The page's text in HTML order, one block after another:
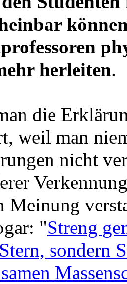
herleiten.
die
weil man
nicht
Meinung
"Streng
sondern